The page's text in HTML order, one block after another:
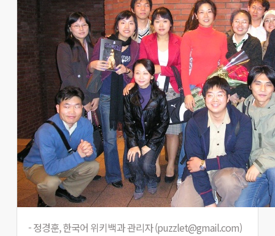
- 정경훈, 한국어 위키백과 관리자 (puzzlet@gmail.com)